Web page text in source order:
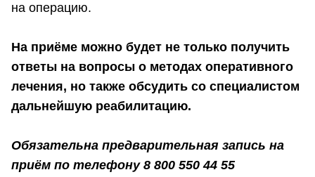
на операцию.
На приёме можно будет не только получить
ответы на вопросы о методах оперативного
лечения, но также обсудить со специалистом
дальнейшую реабилитацию.
Обязательна предварительная запись на
приём по телефону 8 800 550 44 55